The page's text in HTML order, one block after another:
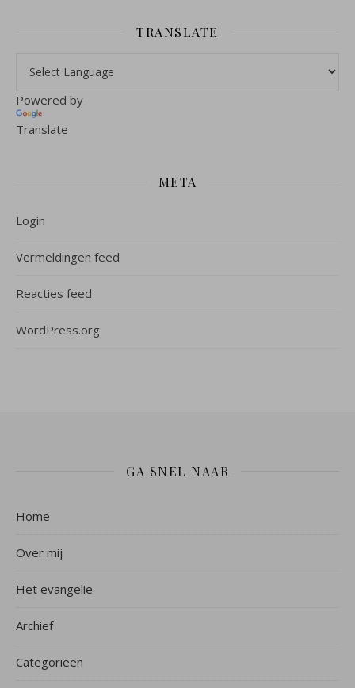
TRANSLATE
Powered by
Translate
META
Login
Vermeldingen feed
Reacties feed
WordPress.org
GA SNEL NAAR
Home
Over mij
Het evangelie
Archief
Categorieën